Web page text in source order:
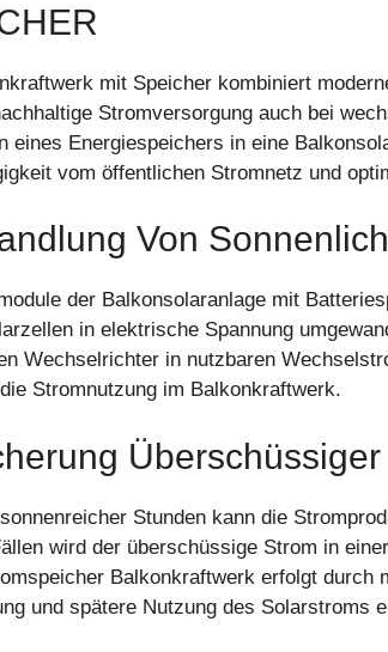
mit Speicher kombiniert
Stromversorgung auch bei
eines Energiespeichers in eine
vom öffentlichen Stromnetz und
Von
der Balkonsolaranlage mit
in elektrische Spannung
Wechselrichter in nutzbaren
Stromnutzung im Balkonkraftwerk.
Stunden kann die
wird der überschüssige Strom in
Balkonkraftwerk erfolgt durch
und spätere Nutzung des Solarstroms